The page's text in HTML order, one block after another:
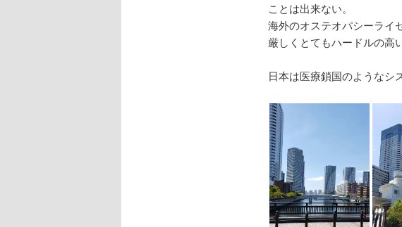
ことは出来ない。
海外のオステオパシーライ
厳しくとてもハードルの高
日本は医療鎖国のようなシ